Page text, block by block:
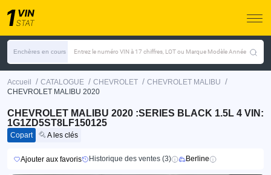
Enchères en cours Entrez le numéro VIN à 17 chiffres, LOT ou Marque Modèle Année
Accueil / CATALOGUE / CHEVROLET / CHEVROLET MALIBU /
CHEVROLET MALIBU 2020
CHEVROLET MALIBU 2020 :SERIES BLACK 1.5L 4 VIN:
1G1ZD5ST8LF150125
Copart A les clés
Ajouter aux favoris Historique des ventes (3) Berline